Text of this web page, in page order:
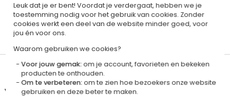
Gepersonaliseerd
Levertijd en verzendkosten
Dit artikel wordt gepersonaliseerd in ons Amikado
Leuk dat je er bent! Voordat je verdergaat, hebben we je
toestemming nodig voor het gebruik van cookies. Zonder
cookies werkt een deel van de website minder goed, voor
jou én voor ons.
Waarom gebruiken we cookies?
Voor jouw gemak:om je account, favorieten en bekeken
producten te onthouden.
Om te verbeteren:om te zien hoe bezoekers onze website
gebruiken en deze beter te maken.